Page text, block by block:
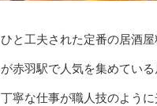
ひと工夫された定番の居酒
が赤羽駅で人気を集めてい
丁寧な仕事が職人技のよう